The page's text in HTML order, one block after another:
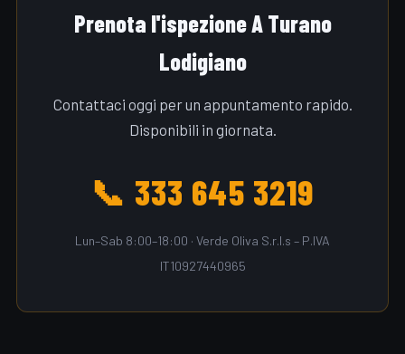
Prenota l'ispezione A Turano
Lodigiano
Contattaci oggi per un appuntamento rapido.
Disponibili in giornata.
📞 333 645 3219
Lun–Sab 8:00–18:00 · Verde Oliva S.r.l.s – P.IVA
IT10927440965